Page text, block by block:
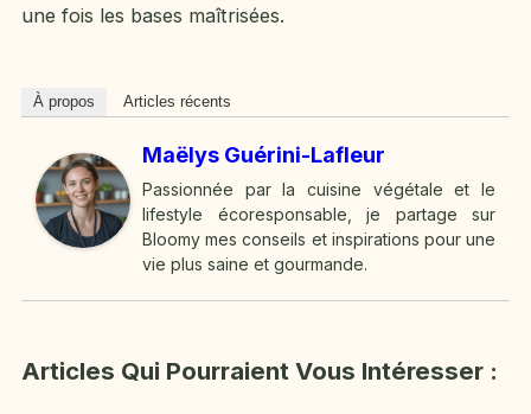
une fois les bases maîtrisées.
À propos Articles récents
Maëlys Guérini-Lafleur
Passionnée par la cuisine végétale et le
lifestyle écoresponsable, je partage sur
Bloomy mes conseils et inspirations pour une
vie plus saine et gourmande.
Articles Qui Pourraient Vous Intéresser :